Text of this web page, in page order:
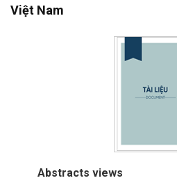
Việt Nam
Abstracts views